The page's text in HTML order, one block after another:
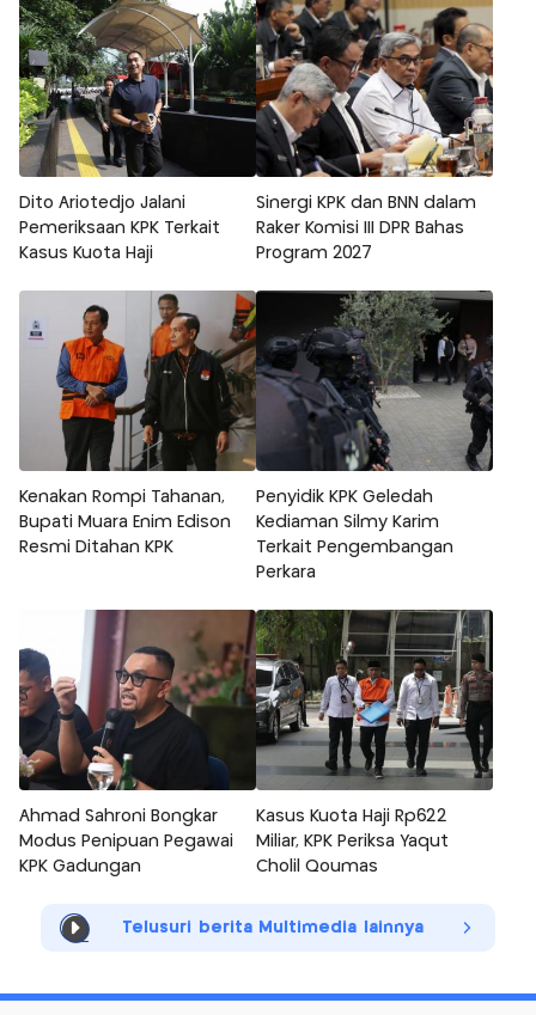
Dito Ariotedjo Jalani
Pemeriksaan KPK Terkait
Kasus Kuota Haji
Sinergi KPK dan BNN dalam
Raker Komisi III DPR Bahas
Program 2027
Kenakan Rompi Tahanan,
Bupati Muara Enim Edison
Resmi Ditahan KPK
Penyidik KPK Geledah
Kediaman Silmy Karim
Terkait Pengembangan
Perkara
Ahmad Sahroni Bongkar
Modus Penipuan Pegawai
KPK Gadungan
Kasus Kuota Haji Rp622
Miliar, KPK Periksa Yaqut
Cholil Qoumas
Telusuri berita Multimedia lainnya